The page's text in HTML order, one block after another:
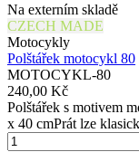
Na externím skladě
CZECH MADE
Motocykly
Polštářek motocykl 80
MOTOCYKL-80
240,00 Kč
Polštářek s motivem
x 40 cmPrát lze